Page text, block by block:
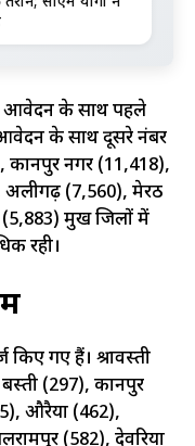
आवेदन के साथ पहले
के साथ दूसरे नंबर
कानपुर नगर (11,418),
अलीगढ़ (7,560), मेरठ
प्रमुख जिलों में
रही।
गए हैं। श्रावस्ती
(297), कानपुर
औरैया (462),
(582), देवरिया